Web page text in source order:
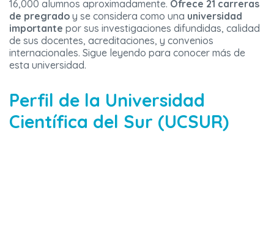
16,000 alumnos aproximadamente. Ofrece 21 carreras
de pregrado y se considera como una universidad
importante por sus investigaciones difundidas, calidad
de sus docentes, acreditaciones, y convenios
internacionales. Sigue leyendo para conocer más de
esta universidad.
Perfil de la Universidad
Científica del Sur (UCSUR)